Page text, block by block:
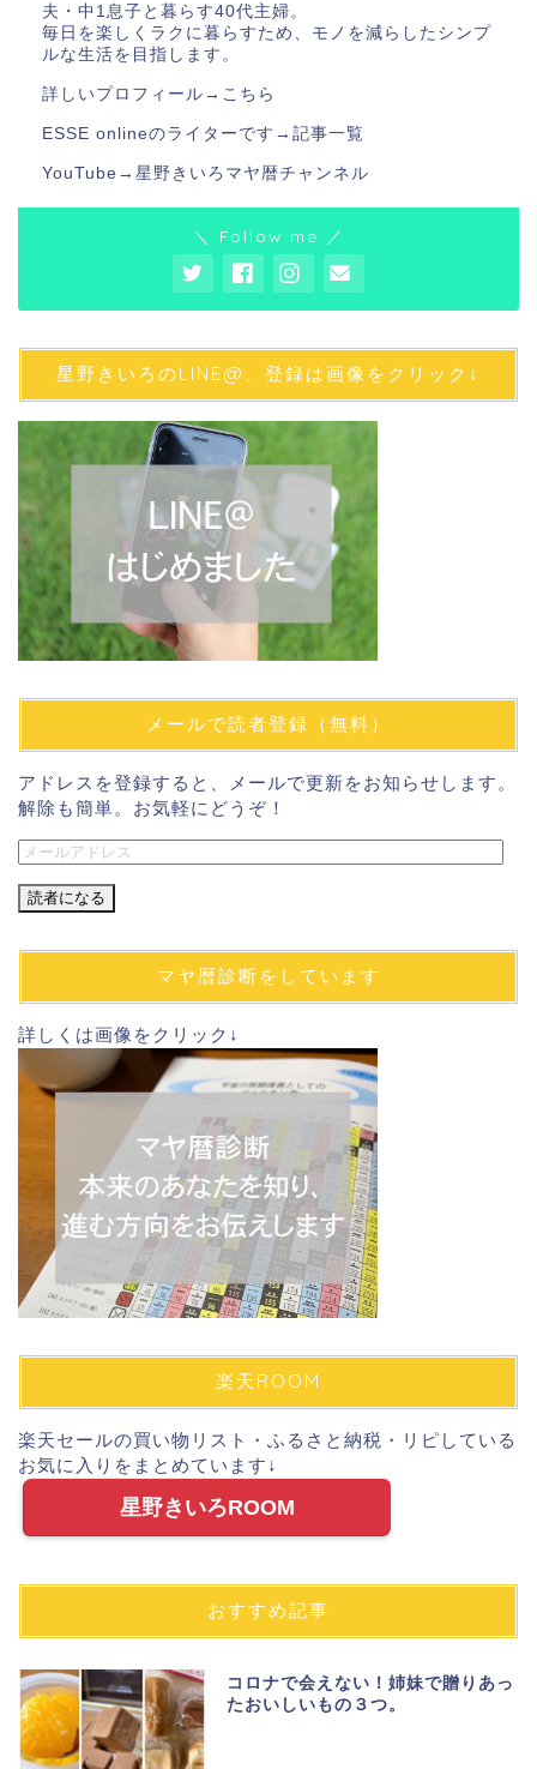
夫・中1息子と暮らす40代主婦。
毎日を楽しくラクに暮らすため、モノを減らしたシンプ
ルな生活を目指します。
詳しいプロフィール→ こちら
ESSE onlineのライターです→ 記事一覧
YouTube→ 星野きいろマヤ暦チャンネル
＼ Follow me ／
星野きいろのLINE@、登録は画像をクリック↓
メールで読者登録（無料）
アドレスを登録すると、メールで更新をお知らせします。
解除も簡単。お気軽にどうぞ！
メ
ル
ド
ス
マヤ暦診断をしています
詳しくは画像をクリック↓
楽天ROOM
楽天セールの買い物リスト・ふるさと納税・リピしている
お気に入りをまとめています↓
星野きいろROOM
おすすめ記事
コロナで会えない！姉妹で贈りあっ
たおいしいもの３つ。